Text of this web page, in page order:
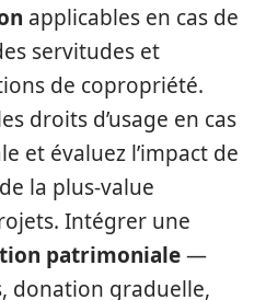
applicables en cas de
servitudes et
de copropriété.
droits d’usage en cas
et évaluez l’impact de
la plus-value
Intégrer une
patrimoniale—
donation graduelle,